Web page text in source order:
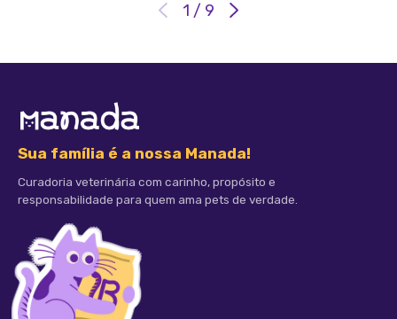
1 / 9
Sua família é a nossa Manada!
Curadoria veterinária com carinho, propósito e
responsabilidade para quem ama pets de verdade.